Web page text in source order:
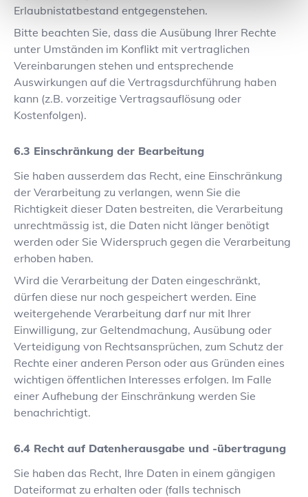
Erlaubnistatbestand entgegenstehen.
Bitte beachten Sie, dass die Ausübung Ihrer Rechte
unter Umständen im Konflikt mit vertraglichen
Vereinbarungen stehen und entsprechende
Auswirkungen auf die Vertragsdurchführung haben
kann (z.B. vorzeitige Vertragsauflösung oder
Kostenfolgen).
Einschränkung der Bearbeitung
Sie haben ausserdem das Recht, eine Einschränkung
der Verarbeitung zu verlangen, wenn Sie die
Richtigkeit dieser Daten bestreiten, die Verarbeitung
unrechtmässig ist, die Daten nicht länger benötigt
werden oder Sie Widerspruch gegen die Verarbeitung
erhoben haben.
Wird die Verarbeitung der Daten eingeschränkt,
dürfen diese nur noch gespeichert werden. Eine
weitergehende Verarbeitung darf nur mit Ihrer
Einwilligung, zur Geltendmachung, Ausübung oder
Verteidigung von Rechtsansprüchen, zum Schutz der
Rechte einer anderen Person oder aus Gründen eines
wichtigen öffentlichen Interesses erfolgen. Im Falle
einer Aufhebung der Einschränkung werden Sie
benachrichtigt.
Recht auf Datenherausgabe und -übertragung
Sie haben das Recht, Ihre Daten in einem gängigen
Dateiformat zu erhalten oder (falls technisch